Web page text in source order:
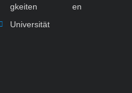
gkeiten
Universität
en